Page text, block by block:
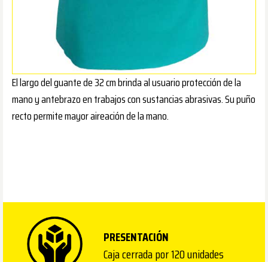
El largo del guante de 32 cm brinda al usuario protección de la
mano y antebrazo en trabajos con sustancias abrasivas. Su puño
recto permite mayor aireación de la mano.
PRESENTACIÓN
Caja cerrada por 120 unidades